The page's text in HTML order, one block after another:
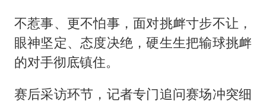
不惹事、更不怕事，面对挑衅寸步不让，
眼神坚定、态度决绝，硬生生把输球挑衅
的对手彻底镇住。
赛后采访环节，记者专门追问赛场冲突细